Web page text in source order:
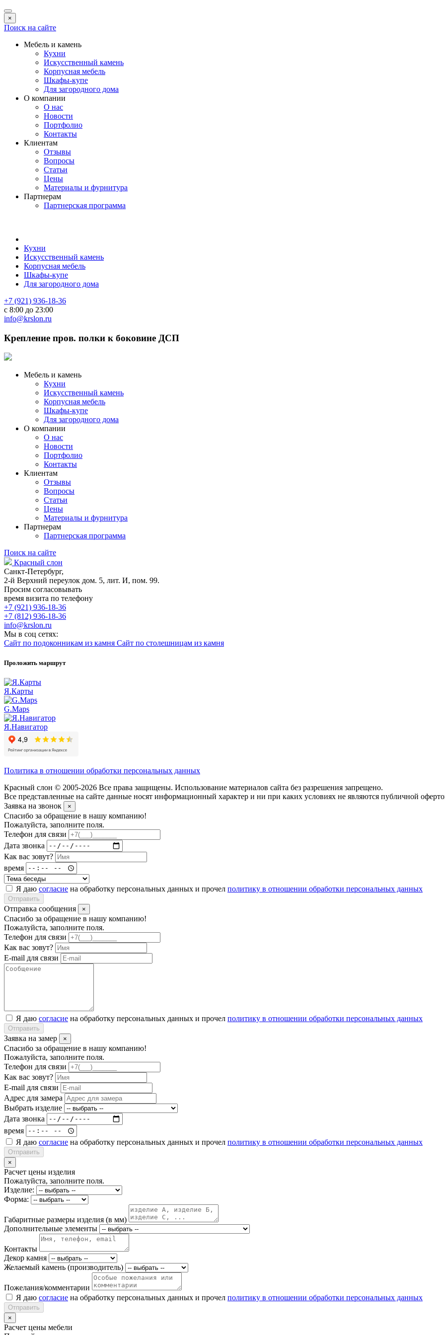
×
Поиск на сайте
Мебель и камень
Кухни
Искусственный камень
Корпусная мебель
Шкафы-купе
Для загородного дома
О компании
О нас
Новости
Портфолио
Контакты
Клиентам
Отзывы
Вопросы
Статьи
Цены
Материалы и фурнитура
Партнерам
Партнерская программа
Кухни
Искусственный камень
Корпусная мебель
Шкафы-купе
Для загородного дома
+7 (921) 936-18-36
с 8:00 до 23:00
info@krslon.ru
Крепление пров. полки к боковине ДСП
Мебель и камень
Кухни
Искусственный камень
Корпусная мебель
Шкафы-купе
Для загородного дома
О компании
О нас
Новости
Портфолио
Контакты
Клиентам
Отзывы
Вопросы
Статьи
Цены
Материалы и фурнитура
Партнерам
Партнерская программа
Поиск на сайте
Красный слон
Санкт-Петербург,
2-й Верхний переулок дом. 5, лит. И, пом. 99.
Просим согласовывать
время визита по телефону
+7 (921) 936-18-36
+7 (812) 936-18-36
info@krslon.ru
Мы в соц сетях:
Сайт по подоконникам из камня Сайт по столешницам из камня
Проложить маршрут
Я.Карты
G.Maps
Я.Навигатор
Политика в отношении обработки персональных данных
Красный слон © 2005-2026 Все права защищены. Использование материалов сайта без разрешения запрещено.
Все представленные на сайте данные носят информационный характер и ни при каких условиях не являются публичной
Заявка на звонок
×
Спасибо за обращение в нашу компанию!
Пожалуйста, заполните поля.
Телефон для связи
Дата звонка
Как вас зовут?
время
Я даю согласие на обработку персональных данных и прочел политику в отношении обработки персональных данных
Отправить
Отправка сообщения ×
Спасибо за обращение в нашу компанию!
Пожалуйста, заполните поля.
Телефон для связи
Как вас зовут?
E-mail для связи
Я даю согласие на обработку персональных данных и прочел политику в отношении обработки персональных данных
Отправить
Заявка на замер ×
Спасибо за обращение в нашу компанию!
Пожалуйста, заполните поля.
Телефон для связи
Как вас зовут?
E-mail для связи
Адрес для замера
Выбрать изделие
Дата звонка
время
Я даю согласие на обработку персональных данных и прочел политику в отношении обработки персональных данных
Отправить
×
Расчет цены изделия
Пожалуйста, заполните поля.
Изделие:
Форма:
Габаритные размеры изделия (в мм)
Дополнительные элементы
Контакты
Декор камня
Желаемый камень (производитель)
Пожелания/комментарии
Я даю согласие на обработку персональных данных и прочел политику в отношении обработки персональных данных
Отправить
×
Расчет цены мебели